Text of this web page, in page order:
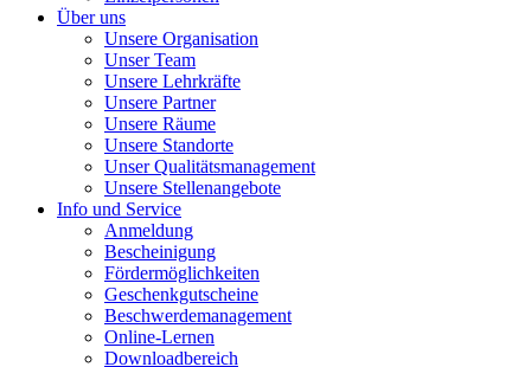
Über uns
Unsere Organisation
Unser Team
Unsere Lehrkräfte
Unsere Partner
Unsere Räume
Unsere Standorte
Unser Qualitätsmanagement
Unsere Stellenangebote
Info und Service
Anmeldung
Bescheinigung
Fördermöglichkeiten
Geschenkgutscheine
Beschwerdemanagement
Online-Lernen
Downloadbereich